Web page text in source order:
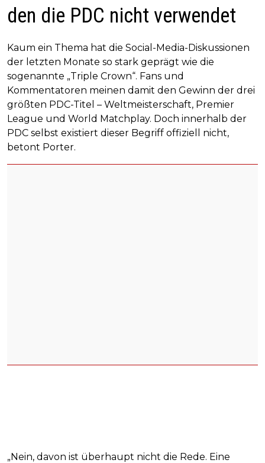
den die PDC nicht verwendet
Kaum ein Thema hat die Social-Media-Diskussionen
der letzten Monate so stark geprägt wie die
sogenannte „Triple Crown“. Fans und
Kommentatoren meinen damit den Gewinn der drei
größten PDC-Titel – Weltmeisterschaft, Premier
League und World Matchplay. Doch innerhalb der
PDC selbst existiert dieser Begriff offiziell nicht,
betont Porter.
„Nein, davon ist überhaupt nicht die Rede. Eine